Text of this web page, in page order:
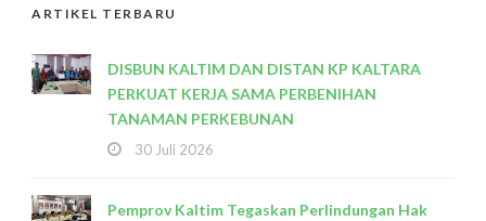
ARTIKEL TERBARU
DISBUN KALTIM DAN DISTAN KP KALTARA
PERKUAT KERJA SAMA PERBENIHAN
TANAMAN PERKEBUNAN
30 Juli 2026
Pemprov Kaltim Tegaskan Perlindungan Hak